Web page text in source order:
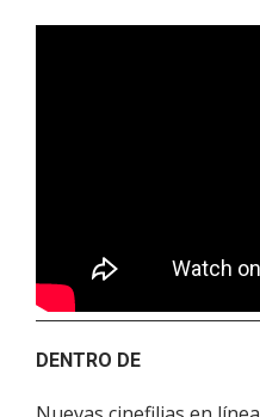
DENTRO DE